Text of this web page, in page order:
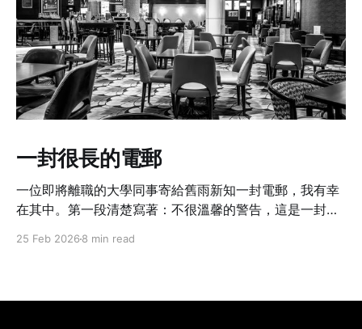
一封很長的電郵
一位即將離職的大學同事寄給舊雨新知一封電郵，我有幸
在其中。第一段清楚寫著：不很溫馨的警告，這是一封很
25 Feb 2026 8 min read